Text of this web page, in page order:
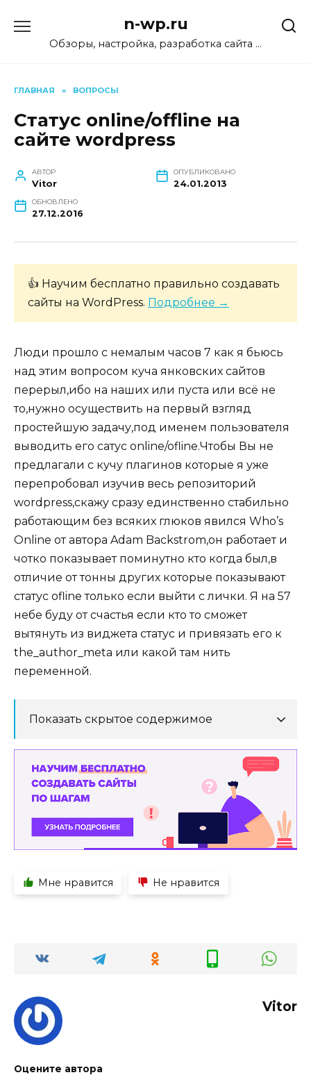
содержанию
n-wp.ru
Обзоры, настройка, разработка сайта …
ГЛАВНАЯ » ВОПРОСЫ
Cтатус online/offline на
сайте wordpress
АВТОР
Vitor
ОПУБЛИКОВАНО
24.01.2013
ОБНОВЛЕНО
27.12.2016
👍 Научим бесплатно правильно создавать
сайты на WordPress. Подробнее →
Люди прошло с немалым часов 7 как я бьюсь
над этим вопросом куча янковских сайтов
перерыл,ибо на наших или пуста или всё не
то,нужно осуществить на первый взгляд
простейшую задачу,под именем пользователя
выводить его сатус online/ofline.Чтобы Вы не
предлагали с кучу плагинов которые я уже
перепробовал изучив весь репозиторий
wordpress,скажу сразу единственно стабильно
работающим без всяких глюков явился Who’s
Online от автора Adam Backstrom,он работает и
чотко показывает поминутно кто когда был,в
отличие от тонны других которые показывают
статус ofline только если выйти с лички. Я на 57
небе буду от счастья если кто то сможет
вытянуть из виджета статус и привязать его к
the_author_meta или какой там нить
переменной.
Показать скрытое содержимое
Мне нравится Не нравится
Vitor
Оцените автора